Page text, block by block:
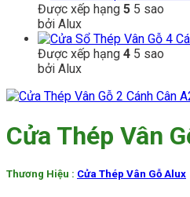
Được xếp hạng 5 5 sao
bởi Alux
Được xếp hạng 4 5 sao
bởi Alux
Cửa Thép Vân
Thương Hiệu : Cửa Thép Vân Gỗ Alux